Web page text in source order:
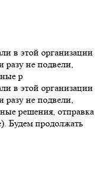
в этой организации
разу не подвели,
р
в этой организации
разу не подвели,
решения, отправка
Будем продолжать